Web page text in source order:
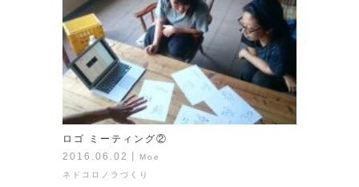
ロゴ ミーティング②
2016.06.02
Moe
ネドコロノラづくり